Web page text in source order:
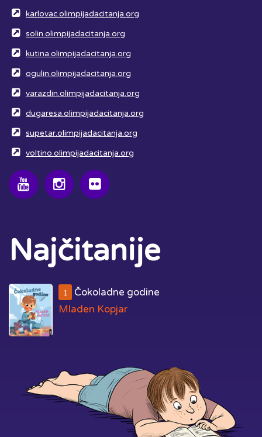
karlovac.olimpijadacitanja.org
solin.olimpijadacitanja.org
kutina.olimpijadacitanja.org
ogulin.olimpijadacitanja.org
varazdin.olimpijadacitanja.org
dugaresa.olimpijadacitanja.org
supetar.olimpijadacitanja.org
voltino.olimpijadacitanja.org
Najčitanije
1
Čokoladne godine
Mladen Kopjar